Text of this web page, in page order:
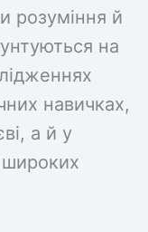
розуміння й
на
навичках,
а й у
широких